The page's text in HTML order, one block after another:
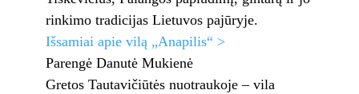
rinkimo tradicijas Lietuvos pajūryje.
Išsamiai apie vilą „Anapilis“ >
Parengė Danutė Mukienė
Gretos Tautavičiūtės nuotraukoje – vila